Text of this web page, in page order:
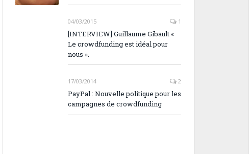
04/03/2015 1
[INTERVIEW] Guillaume Gibault «
Le crowdfunding est idéal pour
nous ».
17/03/2014 2
PayPal : Nouvelle politique pour les
campagnes de crowdfunding